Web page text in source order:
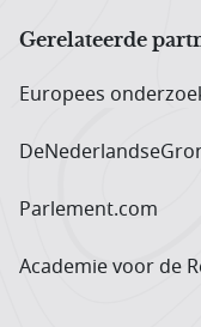
Gerelateerde
Europees
Parlement.com
Academie voor de